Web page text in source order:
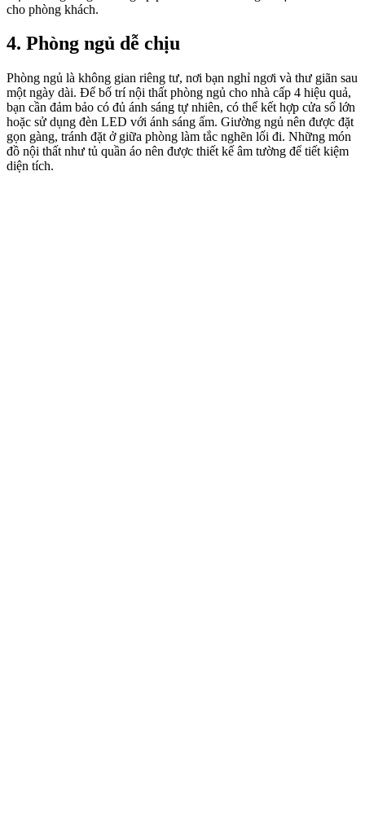
cho phòng khách.
4. Phòng ngủ dễ chịu
Phòng ngủ là không gian riêng tư, nơi bạn nghỉ ngơi và thư giãn sau
một ngày dài. Để bố trí nội thất phòng ngủ cho nhà cấp 4 hiệu quả,
bạn cần đảm bảo có đủ ánh sáng tự nhiên, có thể kết hợp cửa sổ lớn
hoặc sử dụng đèn LED với ánh sáng ấm. Giường ngủ nên được đặt
gọn gàng, tránh đặt ở giữa phòng làm tắc nghẽn lối đi. Những món
đồ nội thất như tủ quần áo nên được thiết kế âm tường để tiết kiệm
diện tích.